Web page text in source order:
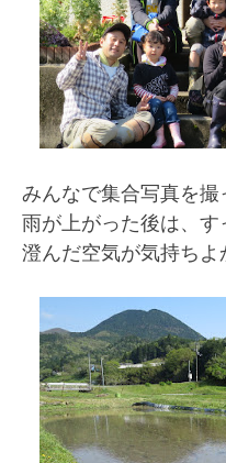
みんなで集合写真を撮
雨が上がった後は、
澄んだ空気が気持ちよ